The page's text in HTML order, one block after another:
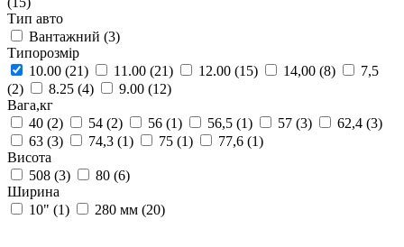
Тип авто
Вантажний (3)
Типорозмір
10.00 (21) 11.00 (21) 12.00 (15) 14,00 (8)
7,5
(2)
8.25 (4) 9.00 (12)
Вага,кг
40 (2) 54 (2) 56 (1) 56,5 (1) 57 (3) 62,4 (3)
63 (3) 74,3 (1) 75 (1) 77,6 (1)
Висота
508 (3) 80 (6)
Ширина
10" (1) 280 мм (20)